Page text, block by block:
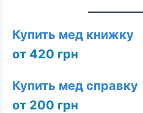
Купить мед книжку
от 420 грн
Купить мед справку
от 200 грн